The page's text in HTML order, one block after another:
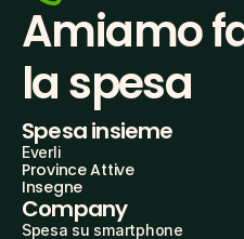
Amiamo
la spesa
Spesa insieme
Everli
Province Attive
Insegne
Company
Spesa su smartphone